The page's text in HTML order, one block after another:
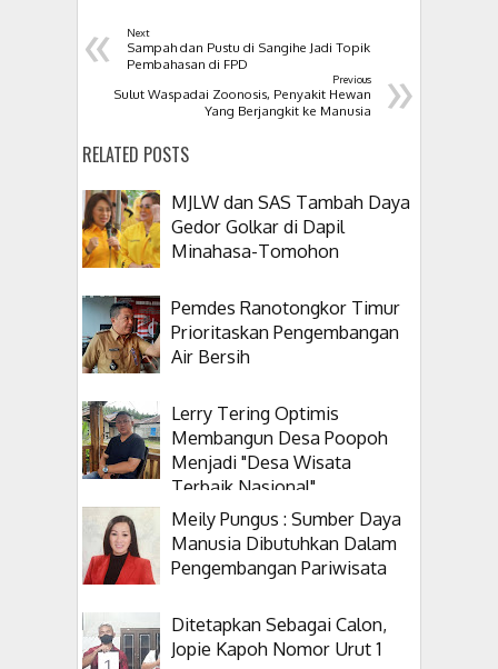
« Next
Sampah dan Pustu di Sangihe Jadi Topik
Pembahasan di FPD
»
Previous
Sulut Waspadai Zoonosis, Penyakit Hewan
Yang Berjangkit ke Manusia
RELATED POSTS
MJLW dan SAS Tambah Daya
Gedor Golkar di Dapil
Minahasa-Tomohon
Pemdes Ranotongkor Timur
Prioritaskan Pengembangan
Air Bersih
Lerry Tering Optimis
Membangun Desa Poopoh
Menjadi "Desa Wisata
Terbaik Nasional"
Meily Pungus : Sumber Daya
Manusia Dibutuhkan Dalam
Pengembangan Pariwisata
Ditetapkan Sebagai Calon,
Jopie Kapoh Nomor Urut 1